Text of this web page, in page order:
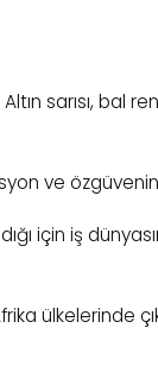
sarısı, bal
ve
için iş
ülkelerinde